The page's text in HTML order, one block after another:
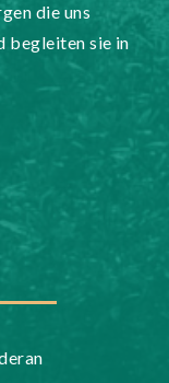
die uns
begleiten sie in